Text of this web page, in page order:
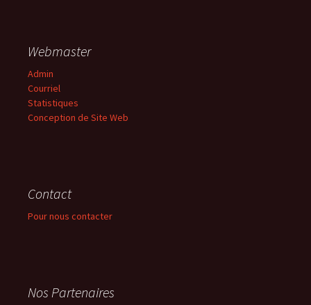
Webmaster
Admin
Courriel
Statistiques
Conception de Site Web
Contact
Pour nous contacter
Nos Partenaires